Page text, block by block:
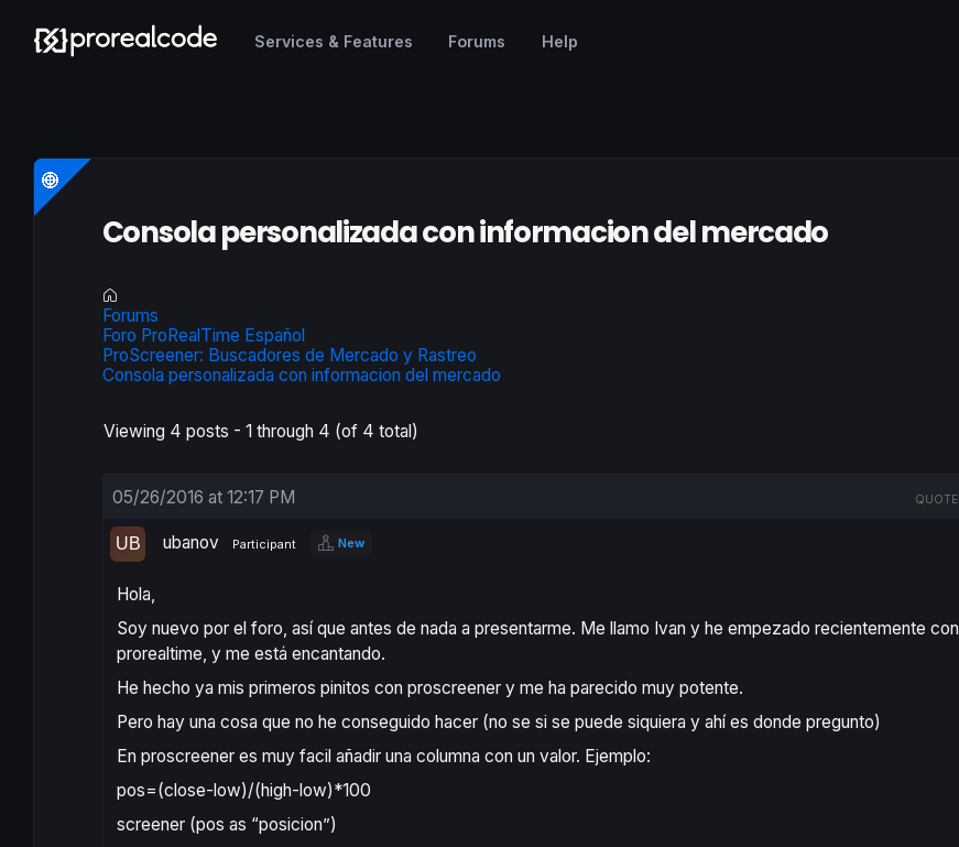
Services & Features Forums Help
Consola personalizada con informacion del mercado
Forums
Foro ProRealTime Español
ProScreener: Buscadores de Mercado y Rastreo
Consola personalizada con informacion del mercado
Viewing 4 posts - 1 through 4 (of 4 total)
05/26/2016 at 12:17 PM QUOTE
ubanov Participant New
Hola,
Soy nuevo por el foro, así que antes de nada a presentarme. Me llamo Ivan y he empezado recientemente con
prorealtime, y me está encantando.
He hecho ya mis primeros pinitos con proscreener y me ha parecido muy potente.
Pero hay una cosa que no he conseguido hacer (no se si se puede siquiera y ahí es donde pregunto)
En proscreener es muy facil añadir una columna con un valor. Ejemplo:
pos=(close-low)/(high-low)*100
screener (pos as “posicion”)